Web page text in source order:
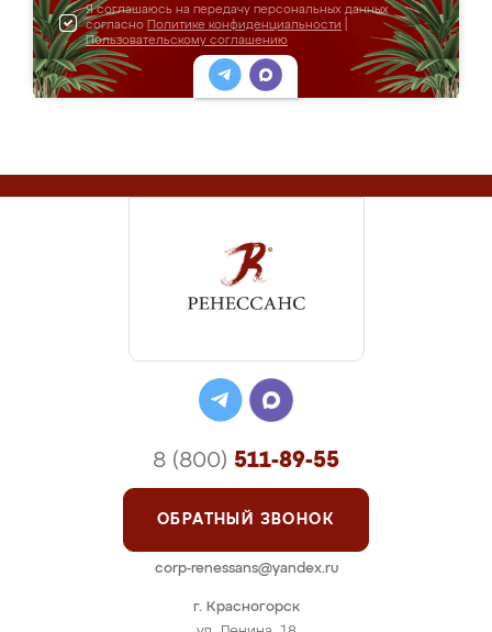
Я соглашаюсь на передачу персональных данных
согласно Политике конфиденциальности
Пользовательскому соглашению
г. Красногорск
8 (800) 511-89-55
ОБРАТНЫЙ ЗВОНОК
corp-renessans@yandex.ru